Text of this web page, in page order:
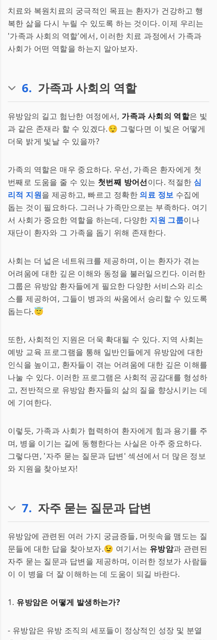
치료와 복원치료의 궁극적인 목표는 환자가 건강하고 행
복한 삶을 다시 누릴 수 있도록 하는 것이다. 이제 우리는
'가족과 사회의 역할'에서, 이러한 치료 과정에서 가족과
사회가 어떤 역할을 하는지 알아보자.
6. 가족과 사회의 역할
유방암의 길고 험난한 여정에서, 가족과 사회의 역할은 빛
과 같은 존재라 할 수 있겠다.😌 그렇다면 이 빛은 어떻게
더욱 밝게 빛날 수 있을까?
가족의 역할은 매우 중요하다. 우선, 가족은 환자에게 첫
번째로 도움을 줄 수 있는 첫번째 방어선이다. 적절한 심
리적 지원을 제공하고, 빠르고 정확한 의료 정보 수집에
돕는 것이 필요하다. 그러나 가족만으로는 부족하다. 여기
서 사회가 중요한 역할을 하는데, 다양한 지원 그룹이나
재단이 환자와 그 가족을 돕기 위해 존재한다.
사회는 더 넓은 네트워크를 제공하며, 이는 환자가 겪는
어려움에 대한 깊은 이해와 동정을 불러일으킨다. 이러한
그룹은 유방암 환자들에게 필요한 다양한 서비스와 리소
스를 제공하여, 그들이 병과의 싸움에서 승리할 수 있도록
돕는다.😇
또한, 사회적인 지원은 더욱 확대될 수 있다. 지역 사회는
예방 교육 프로그램을 통해 일반인들에게 유방암에 대한
인식을 높이고, 환자들이 겪는 어려움에 대한 깊은 이해를
나눌 수 있다. 이러한 프로그램은 사회적 공감대를 형성하
고, 전반적으로 유방암 환자들의 삶의 질을 향상시키는 데
에 기여한다.
이렇듯, 가족과 사회가 협력하여 환자에게 힘과 용기를 주
며, 병을 이기는 길에 동행한다는 사실은 아주 중요하다.
그렇다면, '자주 묻는 질문과 답변' 섹션에서 더 많은 정보
와 지원을 찾아보자!
7. 자주 묻는 질문과 답변
유방암에 관련된 여러 가지 궁금증들, 머릿속을 맴도는 질
문들에 대한 답을 찾아보자.😉 여기서는 유방암과 관련된
자주 묻는 질문과 답변을 제공하며, 이러한 정보가 사람들
이 이 병을 더 잘 이해하는 데 도움이 되길 바란다.
1. 유방암은 어떻게 발생하는가?
- 유방암은 유방 조직의 세포들이 정상적인 성장 및 분열